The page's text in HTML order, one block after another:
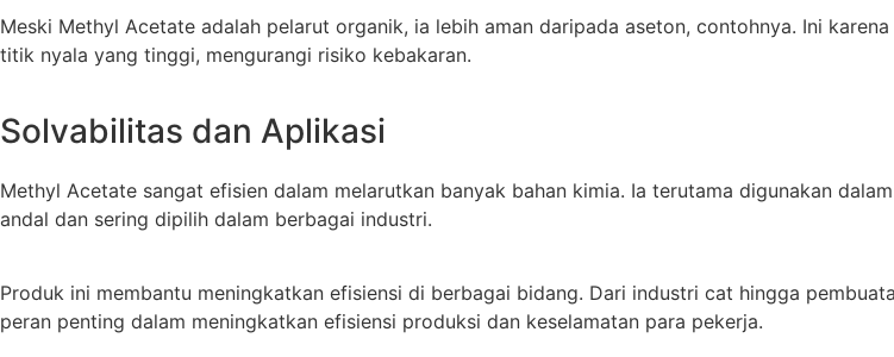
Meski Methyl Acetate adalah pelarut organik, ia lebih aman daripada aseton, contohnya. Ini
titik nyala yang tinggi, mengurangi risiko kebakaran.
Solvabilitas dan Aplikasi
Methyl Acetate sangat efisien dalam melarutkan banyak bahan kimia. Ia terutama digunakan dalam
andal dan sering dipilih dalam berbagai industri.
Produk ini membantu meningkatkan efisiensi di berbagai bidang. Dari industri cat hingga
peran penting dalam meningkatkan efisiensi produksi dan keselamatan para pekerja.